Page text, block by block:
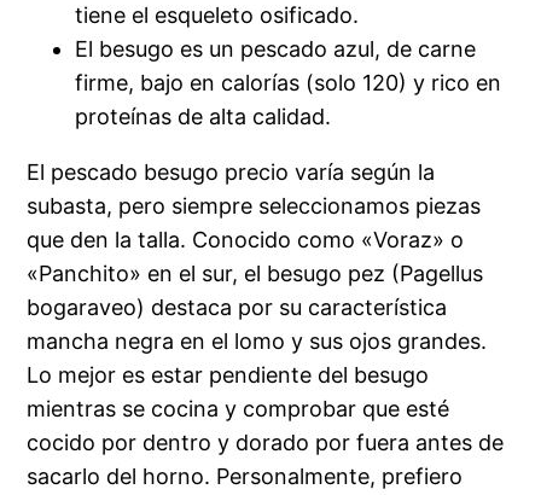
tiene el esqueleto osificado.
El besugo es un pescado azul, de carne
firme, bajo en calorías (solo 120) y rico en
proteínas de alta calidad.
El pescado besugo precio varía según la
subasta, pero siempre seleccionamos piezas
que den la talla. Conocido como «Voraz» o
«Panchito» en el sur, el besugo pez (Pagellus
bogaraveo) destaca por su característica
mancha negra en el lomo y sus ojos grandes.
Lo mejor es estar pendiente del besugo
mientras se cocina y comprobar que esté
cocido por dentro y dorado por fuera antes de
sacarlo del horno. Personalmente, prefiero